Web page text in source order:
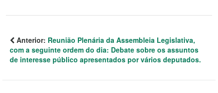
Anterior: Reunião Plenária da Assembleia Legislativa,
com a seguinte ordem do dia: Debate sobre os assuntos
de interesse público apresentados por vários deputados.